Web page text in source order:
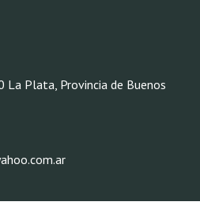
La Plata, Provincia de Buenos